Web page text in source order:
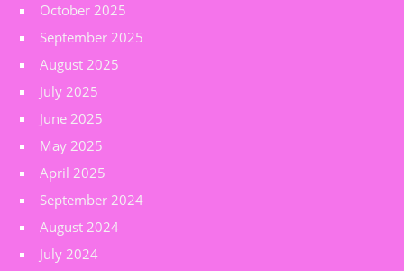
October 2025
September 2025
August 2025
July 2025
June 2025
May 2025
April 2025
September 2024
August 2024
July 2024